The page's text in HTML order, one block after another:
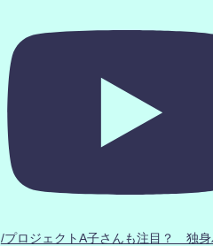
/プロジェクトA子さんも注目？ 独身